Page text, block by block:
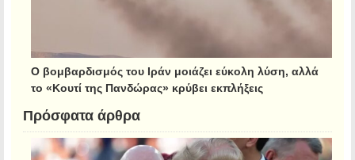
Ο βομβαρδισμός του Ιράν μοιάζει εύκολη λύση, αλλά
το «Κουτί της Πανδώρας» κρύβει εκπλήξεις
Πρόσφατα άρθρα